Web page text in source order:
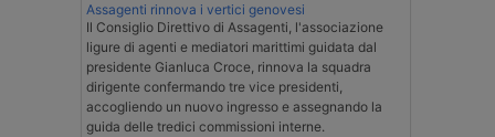
Assagenti rinnova i vertici genovesi
Il Consiglio Direttivo di Assagenti, l'associazione
ligure di agenti e mediatori marittimi guidata dal
presidente Gianluca Croce, rinnova la squadra
dirigente confermando tre vice presidenti,
accogliendo un nuovo ingresso e assegnando la
guida delle tredici commissioni interne.